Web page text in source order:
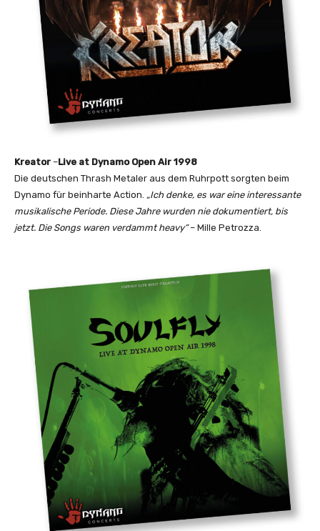
Kreator –Live at Dynamo Open Air 1998
Die deutschen Thrash Metaler aus dem Ruhrpott sorgten beim
Dynamo für beinharte Action. „Ich denke, es war eine interessante
musikalische Periode. Diese Jahre wurden nie dokumentiert, bis
jetzt. Die Songs waren verdammt heavy“– Mille Petrozza.